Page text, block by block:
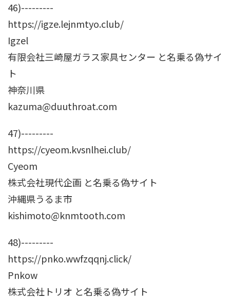
46)---------
https://igze.lejnmtyo.club/
Igzel
有限会社三崎屋ガラス家具センター と名乗る偽サイ
ト
神奈川県
kazuma@duuthroat.com
47)---------
https://cyeom.kvsnlhei.club/
Cyeom
株式会社現代企画 と名乗る偽サイト
沖縄県うるま市
kishimoto@knmtooth.com
48)---------
https://pnko.wwfzqqnj.click/
Pnkow
株式会社トリオ と名乗る偽サイト